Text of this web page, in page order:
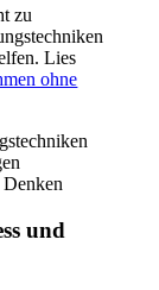
zu
Lies
ohne
und